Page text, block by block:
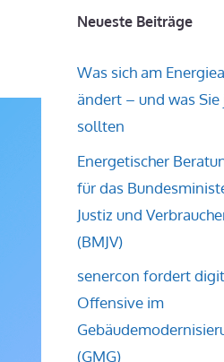
Neueste Beiträge
Was sich am
ändert – und was
sollten
Energetischer
für das
Justiz und
(BMJV)
senercon fordert
Offensive im
(GMG)